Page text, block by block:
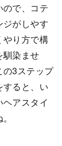
ので、コテ
ジがしやす
やり方で構
馴染ませ
の3ステップ
すると、い
アスタイ